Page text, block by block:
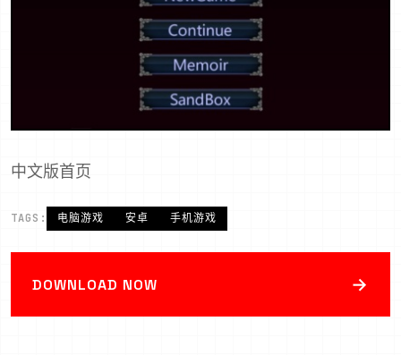
中文版首页
TAGS: 电脑游戏 安卓 手机游戏
DOWNLOAD NOW →